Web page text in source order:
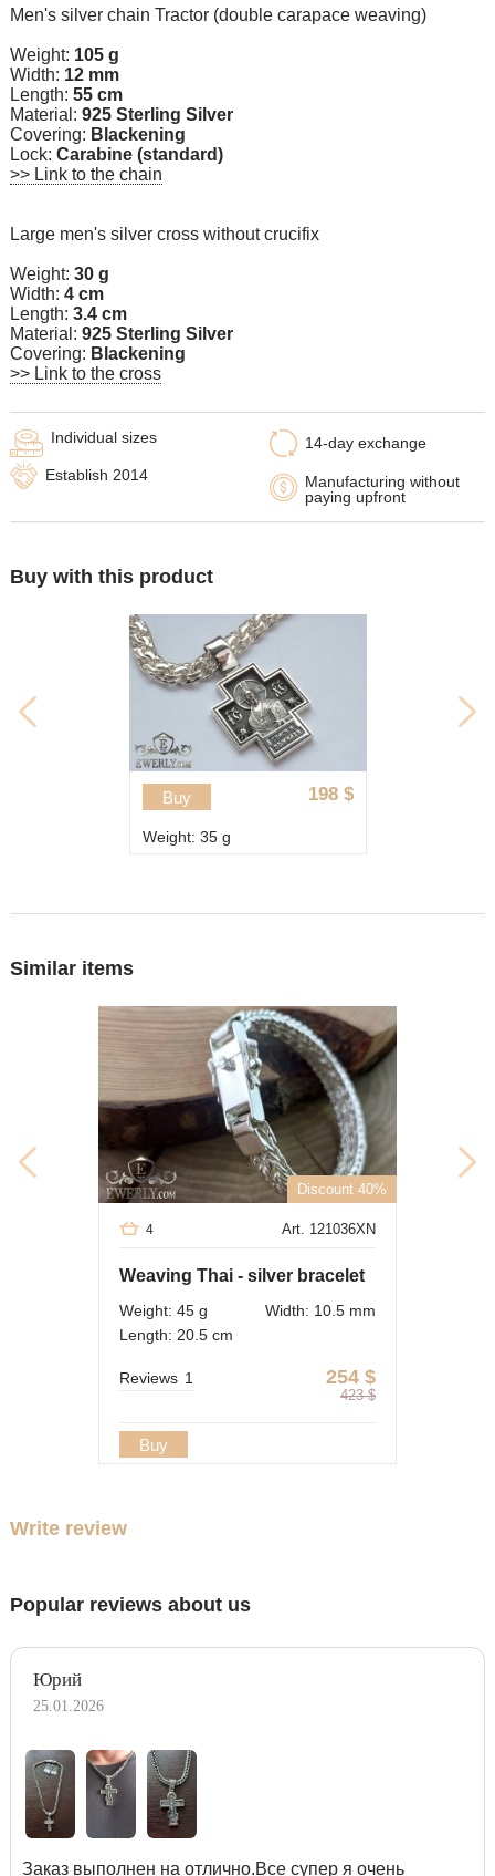
Men's silver chain Tractor (double carapace weaving)
Weight: 105 g
Width: 12 mm
Length: 55 cm
Material: 925 Sterling Silver
Covering: Blackening
Lock: Carabine (standard)
>> Link to the chain
Large men's silver cross without crucifix
Weight: 30 g
Width: 4 cm
Length: 3.4 cm
Material: 925 Sterling Silver
Covering: Blackening
>> Link to the cross
14-day exchange
Manufacturing without
paying upfront
Individual sizes
Establish 2014
Buy with this product
198 $
Buy
Weight: 35 g
Similar items
Discount 40%
Art. 121036XN
4
Weaving Thai - silver bracelet
Weight: 45 g
Width: 10.5 mm
Length: 20.5 cm
254 $
423 $
Reviews 1
Buy
Write review
Popular reviews about us
Юрий
25.01.2026
Заказ выполнен на отлично.Все супер я очень